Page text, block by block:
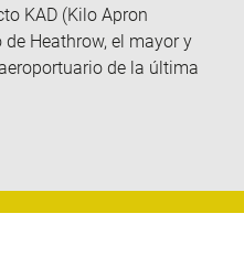
KAD (Kilo Apron
de Heathrow, el mayor y
de la última